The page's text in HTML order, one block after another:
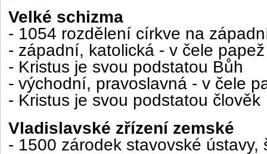
Velké schizma
- 1054 rozdělení církve na
- západní, katolická - v čele
- Kristus je svou podstatou Bůh
- východní, pravoslavná - v čele
- Kristus je svou podstatou člověk
Vladislavské zřízení zemské
- 1500 zárodek stavovské ústavy,